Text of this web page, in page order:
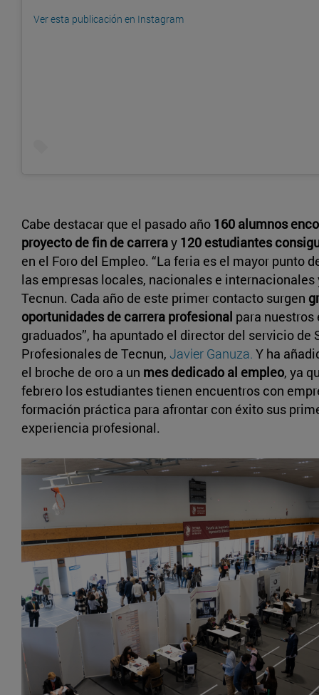
Ver esta publicación en Instagram
Cabe destacar que el pasado año 160 alumnos
proyecto de fin de carreray 120 estudiantes
en el Foro del Empleo. “La feria es el mayor punto
las empresas locales, nacionales e internacionales
Tecnun. Cada año de este primer contacto surgen
oportunidades de carrera profesional para
graduados”, ha apuntado el director del servicio de
Profesionales de Tecnun, Javier Ganuza. Y ha
el broche de oro a un mes dedicado al empleo, ya
febrero los estudiantes tienen encuentros con
formación práctica para afrontar con éxito sus
experiencia profesional.